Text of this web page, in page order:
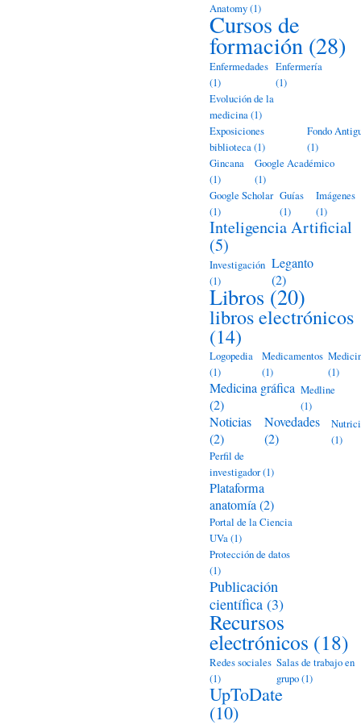
Anatomy(1)
Cursos de
formación (28)
Enfermedades
(1)
Enfermería
(1)
Evolución de la
medicina(1)
Exposiciones
biblioteca(1)
Fondo
(1)
Gincana
(1)
Google Académico
(1)
Google Scholar
(1)
Guías
(1)
Imágenes
(1)
Inteligencia Artificial
(5)
Investigación
(1)
Leganto
(2)
Libros (20)
libros electrónicos
(14)
Logopedia
(1)
Medicamentos
(1)
(1)
Medicina gráfica
(2)
Medline
(1)
Noticias
(2)
Novedades
(2)
(1)
Perfil de
investigador(1)
Plataforma
anatomía(2)
Portal de la Ciencia
UVa(1)
Protección de datos
(1)
Publicación
científica (3)
Recursos
electrónicos (18)
Redes sociales
(1)
Salas de trabajo en
grupo(1)
UpToDate
(10)